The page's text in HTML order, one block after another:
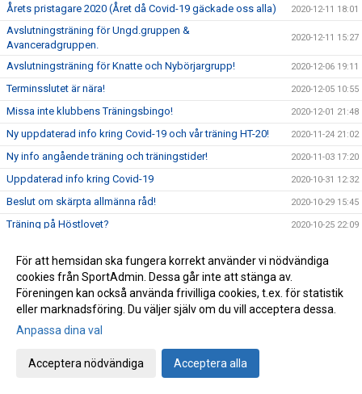
Årets pristagare 2020 (Året då Covid-19 gäckade oss alla) 2020-12-11 18:01
Avslutningsträning för Ungd.gruppen &
Avanceradgruppen.
2020-12-11 15:27
Avslutningsträning för Knatte och Nybörjargrupp! 2020-12-06 19:11
Terminsslutet är nära! 2020-12-05 10:55
Missa inte klubbens Träningsbingo! 2020-12-01 21:48
Ny uppdaterad info kring Covid-19 och vår träning HT-20! 2020-11-24 21:02
Ny info angående träning och träningstider! 2020-11-03 17:20
Uppdaterad info kring Covid-19 2020-10-31 12:32
Beslut om skärpta allmänna råd! 2020-10-29 15:45
Träning på Höstlovet? 2020-10-25 22:09
Resultat Kroppefjällskampen 2020-09-27 18:24
Kroppefjällskampen, sönd. 27/9 2020-09-25 13:05
Inställd träning Knatte och Nybörjare! 2020-09-23 22:19
Kenny Kling på besök i Katagruppen!
Stort Grattis till nya grader!
För att hemsidan ska fungera korrekt använder vi nödvändiga
cookies från SportAdmin. Dessa går inte att stänga av.
Föreningen kan också använda frivilliga cookies, t.ex. för statistik
eller marknadsföring. Du väljer själv om du vill acceptera dessa.
Anpassa dina val
Acceptera nödvändiga Acceptera alla